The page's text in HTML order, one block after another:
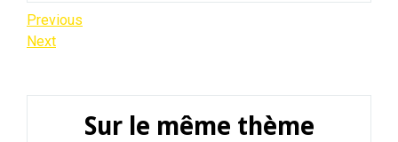
Navigation
de
l’article
Previous
Post
Previous
Next
Next
Sur le même thème